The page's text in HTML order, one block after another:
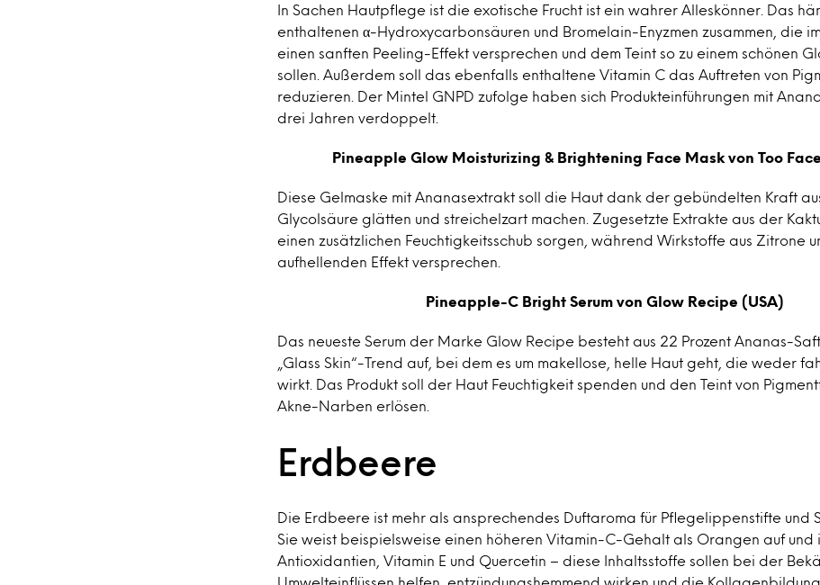
In Sachen Hautpflege ist die exotische Frucht ist ein wahrer Alleskönner. Das
enthaltenen α-Hydroxycarbonsäuren und Bromelain-Enyzmen zusammen, die
einen sanften Peeling-Effekt versprechen und dem Teint so zu einem schönen
sollen. Außerdem soll das ebenfalls enthaltene Vitamin C das Auftreten von
reduzieren. Der Mintel GNPD zufolge haben sich Produkteinführungen mit
drei Jahren verdoppelt.
Pineapple Glow Moisturizing & Brightening Face Mask von Too
Diese Gelmaske mit Ananasextrakt soll die Haut dank der gebündelten Kraft
Glycolsäure glätten und streichelzart machen. Zugesetzte Extrakte aus der
einen zusätzlichen Feuchtigkeitsschub sorgen, während Wirkstoffe aus Zitrone
aufhellenden Effekt versprechen.
Pineapple-C Bright Serum von Glow Recipe (USA)
Das neueste Serum der Marke Glow Recipe besteht aus 22 Prozent Ananas-
„Glass Skin“-Trend auf, bei dem es um makellose, helle Haut geht, die weder
wirkt. Das Produkt soll der Haut Feuchtigkeit spenden und den Teint von
Akne-Narben erlösen.
Erdbeere
Die Erdbeere ist mehr als ansprechendes Duftaroma für Pflegelippenstifte und
Sie weist beispielsweise einen höheren Vitamin-C-Gehalt als Orangen auf und
Antioxidantien, Vitamin E und Quercetin – diese Inhaltsstoffe sollen bei der
Umwelteinflüssen helfen, entzündungshemmend wirken und die